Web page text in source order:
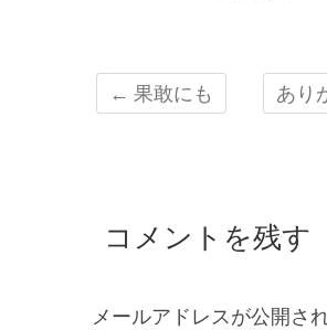
← 果敢にも あり
コメントを残す
メールアドレスが公開さ